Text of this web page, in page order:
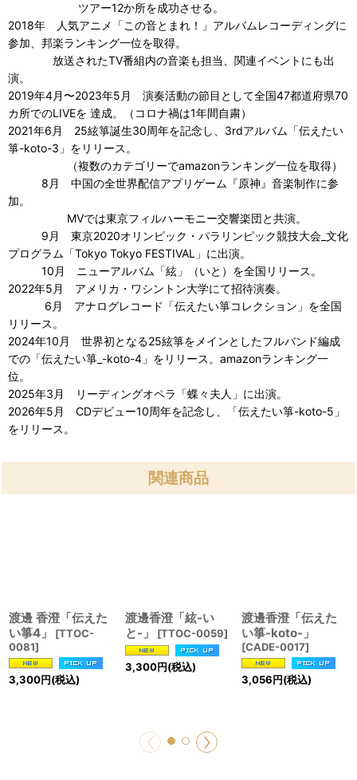
ツアー12か所を成功させる。
2018年 人気アニメ「この音とまれ！」アルバムレコーディングに
参加、邦楽ランキング一位を取得。
放送されたTV番組内の音楽も担当、関連イベントにも出
演。
2019年4月〜2023年5月 演奏活動の節目として全国47都道府県70
カ所でのLIVEを 達成。（コロナ禍は1年間自粛）
2021年6月 25絃箏誕生30周年を記念し、3rdアルバム「伝えたい
箏-koto-3」をリリース。
（複数のカテゴリーでamazonランキング一位を取得）
8月 中国の全世界配信アプリゲーム『原神』音楽制作に参
加。
MVでは東京フィルハーモニー交響楽団と共演。
9月 東京2020オリンピック・パラリンピック競技大会_文化
プログラム「Tokyo Tokyo FESTIVAL」に出演。
10月 ニューアルバム「絃」（いと）を全国リリース。
2022年5月 アメリカ・ワシントン大学にて招待演奏。
6月 アナログレコード「伝えたい箏コレクション」を全国
リリース。
2024年10月 世界初となる25絃箏をメインとしたフルバンド編成
での「伝えたい箏_-koto-4」をリリース。amazonランキング一
位。
2025年3月 リーディングオペラ「蝶々夫人」に出演。
2026年5月 CDデビュー10周年を記念し、「伝えたい箏-koto-5」
をリリース。
関連商品
渡邊 香澄「伝えた
い箏4」
[TTOC-
0081]
3,300円(税込)
渡邊香澄「絃-い
と-」
[TTOC-0059]
3,300円(税込)
渡邊香澄「伝えた
い箏-koto-」
[CADE-0017]
3,056円(税込)